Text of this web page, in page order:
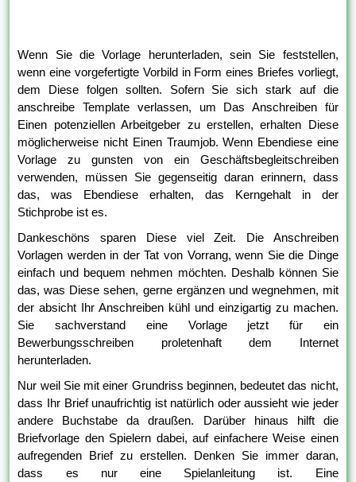
Wenn Sie die Vorlage herunterladen, sein Sie feststellen,
wenn eine vorgefertigte Vorbild in Form eines Briefes vorliegt,
dem Diese folgen sollten. Sofern Sie sich stark auf die
anschreibe Template verlassen, um Das Anschreiben für
Einen potenziellen Arbeitgeber zu erstellen, erhalten Diese
möglicherweise nicht Einen Traumjob. Wenn Ebendiese eine
Vorlage zu gunsten von ein Geschäftsbegleitschreiben
verwenden, müssen Sie gegenseitig daran erinnern, dass
das, was Ebendiese erhalten, das Kerngehalt in der
Stichprobe ist es.
Dankeschöns sparen Diese viel Zeit. Die Anschreiben
Vorlagen werden in der Tat von Vorrang, wenn Sie die Dinge
einfach und bequem nehmen möchten. Deshalb können Sie
das, was Diese sehen, gerne ergänzen und wegnehmen, mit
der absicht Ihr Anschreiben kühl und einzigartig zu machen.
Sie sachverstand eine Vorlage jetzt für ein
Bewerbungsschreiben proletenhaft dem Internet
herunterladen.
Nur weil Sie mit einer Grundriss beginnen, bedeutet das nicht,
dass Ihr Brief unaufrichtig ist natürlich oder aussieht wie jeder
andere Buchstabe da draußen. Darüber hinaus hilft die
Briefvorlage den Spielern dabei, auf einfachere Weise einen
aufregenden Brief zu erstellen. Denken Sie immer daran,
dass es nur eine Spielanleitung ist. Eine